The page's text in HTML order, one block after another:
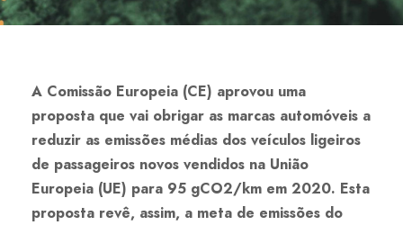
A Comissão Europeia (CE) aprovou uma
proposta que vai obrigar as marcas automóveis a
reduzir as emissões médias dos veículos ligeiros
de passageiros novos vendidos na União
Europeia (UE) para 95 gCO2/km em 2020. Esta
proposta revê, assim, a meta de emissões do